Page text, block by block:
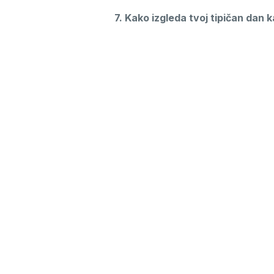
7. Kako izgleda tvoj tipičan dan